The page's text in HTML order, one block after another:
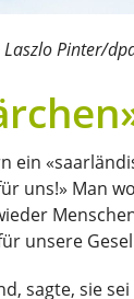
Pinter/
ein
uns!» Man
unsere
sagte, sie